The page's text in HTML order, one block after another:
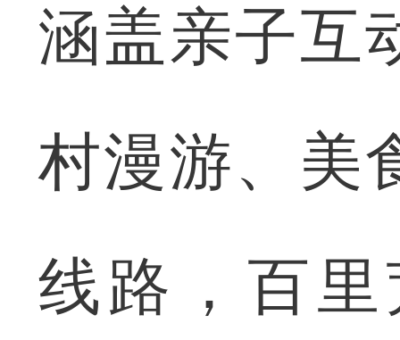
涵盖亲子互
村漫游、美
线路，百